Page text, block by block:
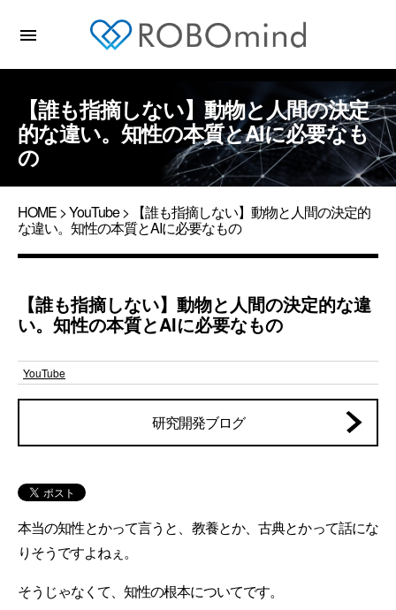
menu
【誰も指摘しない】動物と人間の決定
的な違い。知性の本質とAIに必要なも
の
HOME>YouTube> 【誰も指摘しない】動物と人間の決定的
な違い。知性の本質とAIに必要なもの
【誰も指摘しない】動物と人間の決定的な違
い。知性の本質とAIに必要なもの
YouTube
研究開発ブログ
本当の知性とかって言うと、教養とか、古典とかって話にな
りそうですよねぇ。
そうじゃなくて、知性の根本についてです。